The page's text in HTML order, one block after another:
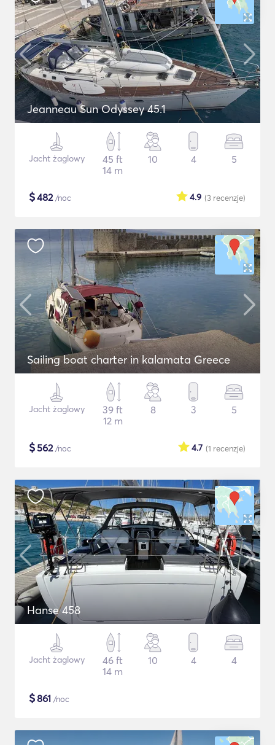
Jeanneau Sun Odyssey 45.1
Jacht żaglowy
45 ft
14 m
10 4 5
$482/noc (3 recenzje)
4.9
Sailing boat charter in kalamata Greece
Jacht żaglowy
39 ft
12 m
8 3 5
$562/noc (1 recenzje)
4.7
Hanse 458
Jacht żaglowy
46 ft
14 m
10 4 4
$861 /noc